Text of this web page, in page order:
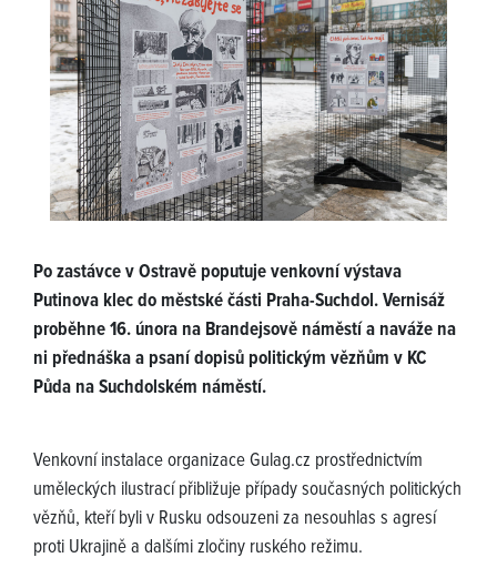
Po zastávce v Ostravě poputuje venkovní výstava
Putinova klec do městské části Praha-Suchdol. Vernisáž
proběhne 16. února na Brandejsově náměstí a naváže na
ni přednáška a psaní dopisů politickým vězňům v KC
Půda na Suchdolském náměstí.
Venkovní instalace organizace Gulag.cz prostřednictvím
uměleckých ilustrací přibližuje případy současných politických
vězňů, kteří byli v Rusku odsouzeni za nesouhlas s agresí
proti Ukrajině a dalšími zločiny ruského režimu.